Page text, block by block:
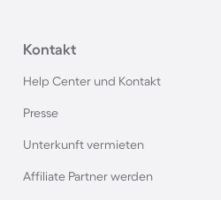
Kontakt
Help Center und Kontakt
Presse
Unterkunft vermieten
Affiliate Partner werden